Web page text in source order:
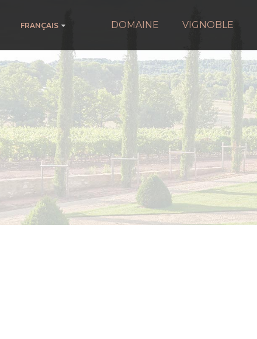
FRANÇAIS DOMAINE VIGNOBLE